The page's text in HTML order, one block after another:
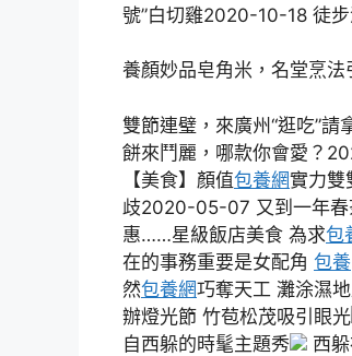
號”白切雞2020-10-18 徒
養顏妙品皂角米，名堂烹法
雙節連璧，來廣州“逛吃”
餅來鬥麗，哪款你會愛？
【美食】顏值包養網實力雙
歧2020-05-07 又到一年春
惠……星級飯店美食 為求包
在的事務重要是女配角 包養
然包養網巧奪天工 灘涂濕地
辦燈光節 竹苞松茂吸引眼光
自西躲的時髦主題秀
西